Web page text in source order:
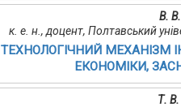
В.
к. е. н., доцент, Полтавський
ТЕХНОЛОГІЧНИЙ МЕХАНІЗМ
ЕКОНОМІКИ,
Т.